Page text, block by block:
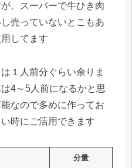
、スーパーで牛ひき肉
売っていないとこもあ
してます
１人前分ぐらい余りま
4～5人前になるかと思
なので多めに作ってお
時にご活用できます
分量